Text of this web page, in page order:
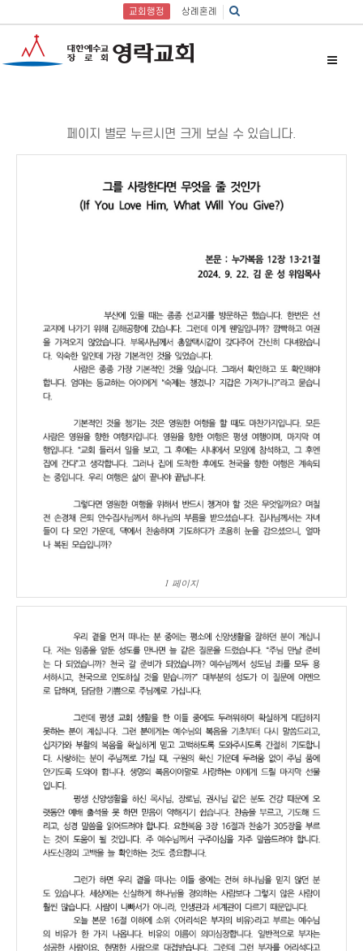
교회행정 상례혼례
페이지 별로 누르시면 크게 보실 수 있습니다.
1 페이지